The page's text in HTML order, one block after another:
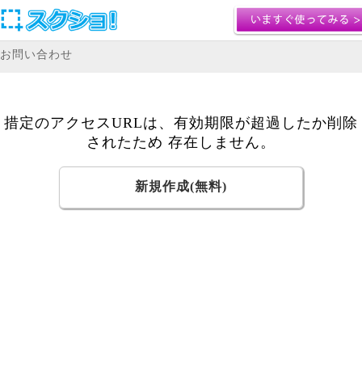
お問い合わせ
措定のアクセスURLは、有効期限が超過したか削除
されたため 存在しません。
新規作成(無料)